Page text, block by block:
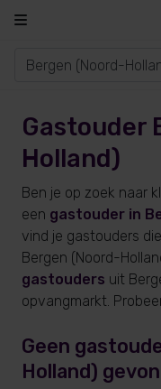
Gastouder
Holland)
Ben je op zoek naar
een gastouder in
vind je gastouders
Bergen (Noord-
gastouders uit
opvangmarkt.
Geen
Holland)